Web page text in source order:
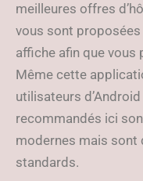
meilleures offres
vous sont
affiche afin que vous
Même cette
utilisateurs
recommandés ici
modernes mais sont
standards.